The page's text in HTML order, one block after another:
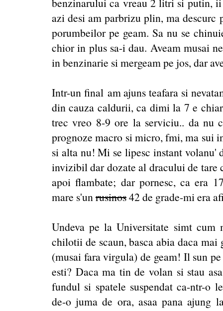
azi desi am parbrizu plin, ma
porumbeilor pe geam. Sa nu se
chior in plus sa-i dau. Aveam musai
in benzinarie si mergeam pe jos, dar
Intr-un final am ajuns teafara si
din cauza caldurii, ca dimi la 7 e
trec vreo 8-9 ore la serviciu.. da nu
prognoze macro si micro, fmi, ma sui
si alta nu! Mi se lipesc instant volanu'
invizibil dar dozate al dracului de tare
apoi flambate; dar pornesc, ca era
mare s'unrusinos42 de grade-mi era
Undeva pe la Universitate simt
chilotii de scaun, basca abia daca
(musai fara virgula) de geam! Il sun
esti? Daca ma tin de volan si stau
fundul si spatele suspendat ca-ntr-o
de-o juma de ora, asaa pana ajung